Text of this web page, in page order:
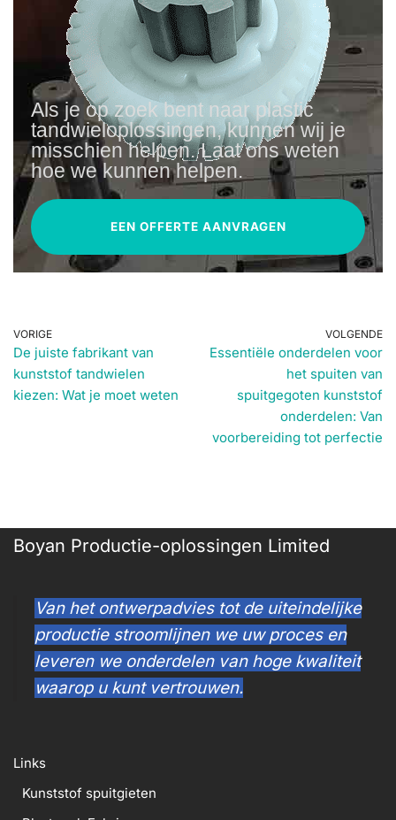
Als je op zoek bent naar plastic
tandwieloplossingen, kunnen wij je
misschien helpen. Laat ons weten
hoe we kunnen helpen.
EEN OFFERTE AANVRAGEN
VORIGE
De juiste fabrikant van
kunststof tandwielen
kiezen: Wat je moet weten
VOLGENDE
Essentiële onderdelen voor
het spuiten van
spuitgegoten kunststof
onderdelen: Van
voorbereiding tot perfectie
Boyan Productie-oplossingen Limited
Van het ontwerpadvies tot de uiteindelijke
productie stroomlijnen we uw proces en
leveren we onderdelen van hoge kwaliteit
waarop u kunt vertrouwen.
Links
Kunststof spuitgieten